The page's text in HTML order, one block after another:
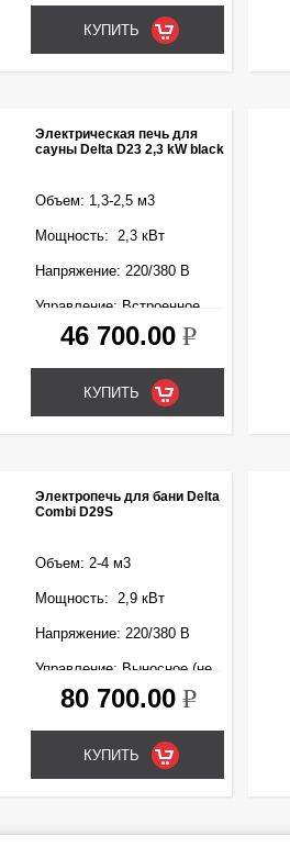
Электрическая печь для
сауны Delta D23 2,3 kW black
Объем: 1,3-2,5 м3
Мощность: 2,3 кВт
Напряжение: 220/380 В
Управление: Встроенное
46 700.00 k
Электропечь для бани Delta
Combi D29S
Объем: 2-4 м3
Мощность: 2,9 кВт
Напряжение: 220/380 В
Управление: Выносное (не
входит в комплект)
80 700.00 k